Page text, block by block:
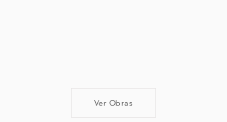
Ver Obras